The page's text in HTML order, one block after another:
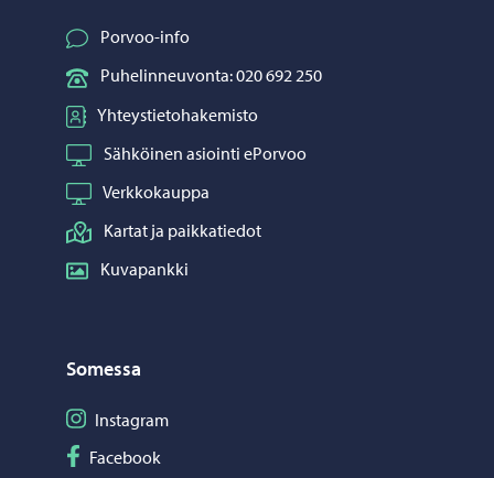
Porvoo-info
Puhelinneuvonta: 020 692 250
Yhteystietohakemisto
Sähköinen asiointi ePorvoo
Verkkokauppa
Kartat ja paikkatiedot
Kuvapankki
Somessa
Seuraa Instagram
Instagram
Seuraa Facebook
Facebook